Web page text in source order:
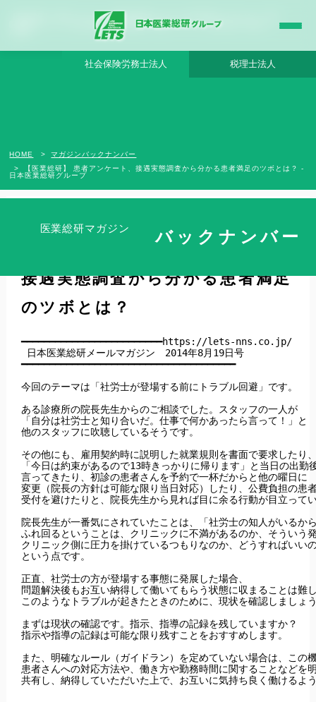
【医業総研】 患者アンケート、接遇実態調査から分かる患者満足のツボとは？ - 日本
医業総研グループ |日本医業総研｜医院開業・承継・クリニック経営支援・医療モー
社会保険労務士法人 税理士法人
医業総研マガジン バックナンバー
HOME
マガジンバックナンバー
【医業総研】 患者アンケート、接遇実態調査から分かる患者満足のツボとは？ -
日本医業総研グループ
【医業総研】 患者アンケート、
接遇実態調査から分かる患者満足
のツボとは？
━━━━━━━━━━━━━━━━━━━━━━━━━https://lets-nns.co.jp/
日本医業総研メールマガジン　2014年8月19日号
━━━━━━━━━━━━━━━━━━━━━━━━━━━━━━━━━━━━━━
今回のテーマは「社労士が登場する前にトラブル回避」です。
ある診療所の院長先生からのご相談でした。スタッフの一人が
「自分は社労士と知り合いだ。仕事で何かあったら言って！」と
他のスタッフに吹聴しているそうです。
その他にも、雇用契約時に説明した就業規則を書面で要求したり
「今日は約束があるので13時きっかりに帰ります」と当日の出勤
言ってきたり、初診の患者さんを予約で一杯だからと他の曜日に
変更（院長の方針は可能な限り当日対応）したり、公費負担の患
受付を避けたりと、院長先生から見れば目に余る行動が目立って
院長先生が一番気にされていたことは、「社労士の知人がいるか
ふれ回るということは、クリニックに不満があるのか、そういう
クリニック側に圧力を掛けているつもりなのか、どうすればいい
という点です。
正直、社労士の方が登場する事態に発展した場合、
問題解決後もお互い納得して働いてもらう状態に収まることは難
このようなトラブルが起きたときのために、現状を確認しましょ
まずは現状の確認です。指示、指導の記録を残していますか？
指示や指導の記録は可能な限り残すことをおすすめします。
また、明確なルール（ガイドラン）を定めていない場合は、この
患者さんへの対応方法や、働き方や勤務時間に関することなどを
共有し、納得していただいた上で、お互いに気持ち良く働けるよ